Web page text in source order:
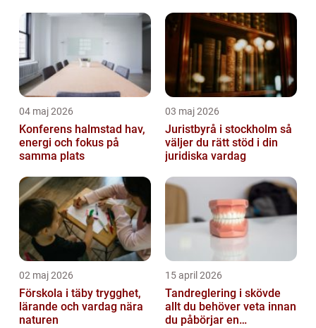
04 maj 2026
Konferens halmstad hav,
energi och fokus på
samma plats
03 maj 2026
Juristbyrå i stockholm så
väljer du rätt stöd i din
juridiska vardag
02 maj 2026
Förskola i täby trygghet,
lärande och vardag nära
naturen
15 april 2026
Tandreglering i skövde
allt du behöver veta innan
du påbörjar en